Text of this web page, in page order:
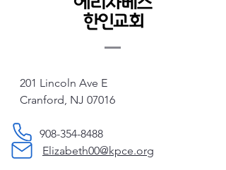
201 Lincoln Ave E
Cranford, NJ 07016
908-354-8488
Elizabeth00@kpce.org